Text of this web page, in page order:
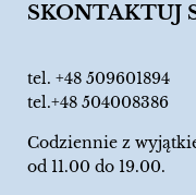
SKONTAKTUJ
tel. +48 509601894
tel.+48 504008386
Codziennie z
od 11.00 do 19.00.